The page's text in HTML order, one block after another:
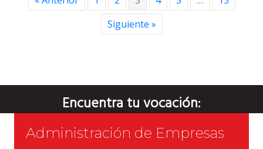
Siguiente »
Encuentra tu vocación:
Administración de Empresas